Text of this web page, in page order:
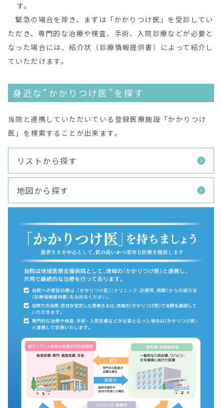
す。
緊急の場合を除き、まずは「かかりつけ医」を受診してい
ただき、専門的な治療や検査、手術、入院診療などが必要と
なった場合には、紹介状（診療情報提供書）によって紹介し
ていただけます。
身近な”かかりつけ医”を探す
当院と連携していただいている登録医療施設「かかりつけ
医」を検索することが出来ます。
リストから探す
地図から探す